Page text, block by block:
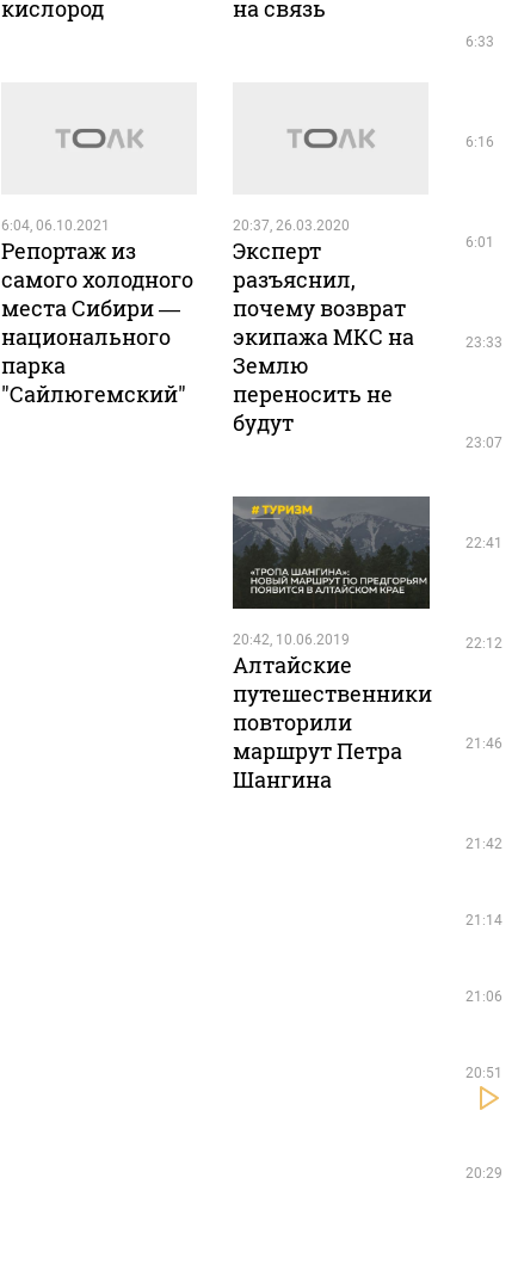
кислород
на связь
6:04, 06.10.2021
Репортаж из
самого холодного
места Сибири —
национального
парка
"Сайлюгемский"
20:37, 26.03.2020
Эксперт
разъяснил,
почему возврат
экипажа МКС на
Землю
переносить не
будут
20:42, 10.06.2019
Алтайские
путешественники
повторили
маршрут Петра
Шангина
6:33
6:16
6:01
23:33
23:07
22:41
22:12
21:46
21:42
21:14
21:06
20:51
20:29